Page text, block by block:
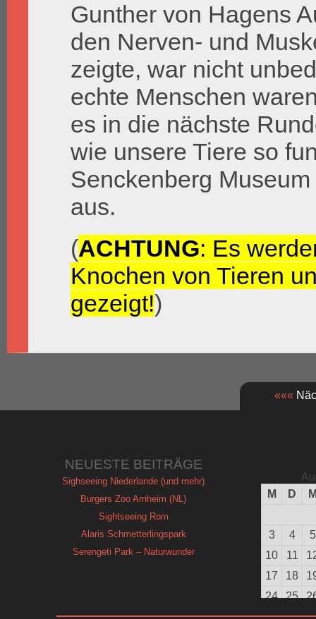
Gunther von Hagens
den Nerven- und
zeigte, war nicht
echte Menschen
es in die nächste
wie unsere Tiere so
Senckenberg
aus.
(ACHTUNG: Es
Knochen von Tieren
gezeigt!)
«««
NEUESTE BEITRÄGE
Sighseeing Niederlande (und mehr)
Burgers Zoo Arnheim (NL)
Sightseeing Rom
Alaris Schmetterlingspark
Serengeti Park – Naturwunder
M
D
3 4
5
10
11
17
18
24
25
31